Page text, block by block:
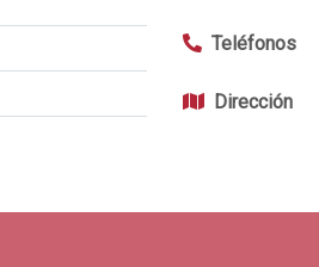
Teléfonos
Dirección